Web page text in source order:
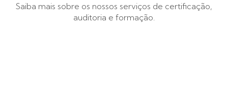
Saiba mais sobre os nossos serviços de certificação,
auditoria e formação.